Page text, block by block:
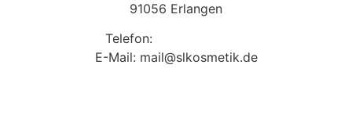
91056 Erlangen
Telefon:
E-Mail: mail@slkosmetik.de